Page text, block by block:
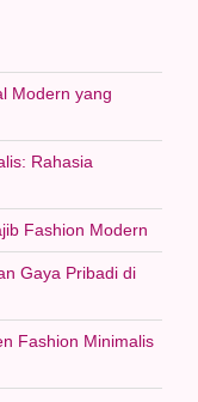
Modern yang
Rahasia
Fashion Modern
Gaya Pribadi di
Fashion Minimalis